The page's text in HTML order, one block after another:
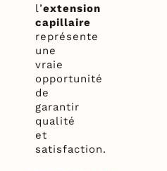
l’extension
capillaire
représente
une
vraie
opportunité
de
garantir
qualité
et
satisfaction.